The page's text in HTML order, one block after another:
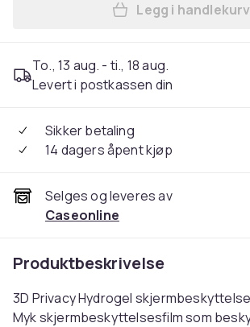
Legg
Legg i handlekurv
To., 13 aug. - ti., 18 aug.
Levert i postkassen din
Sikker betaling
14 dagers åpent kjøp
Selges og leveres av
Caseonline
Produktbeskrivelse
3D Privacy Hydrogel
Myk skjermbeskyttelsesfilm som